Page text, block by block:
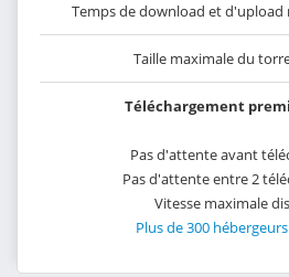
Temps de download et d'upload
Taille maximale du
Téléchargement
Pas d'attente avant
Pas d'attente entre 2
Vitesse maximale
Plus de 300